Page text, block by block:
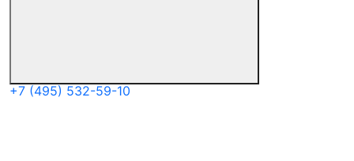
+7 (495) 532-59-10